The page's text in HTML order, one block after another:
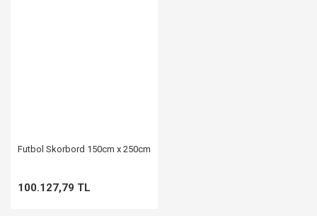
Futbol Skorbord 150cm x 250cm
100.127,79 TL